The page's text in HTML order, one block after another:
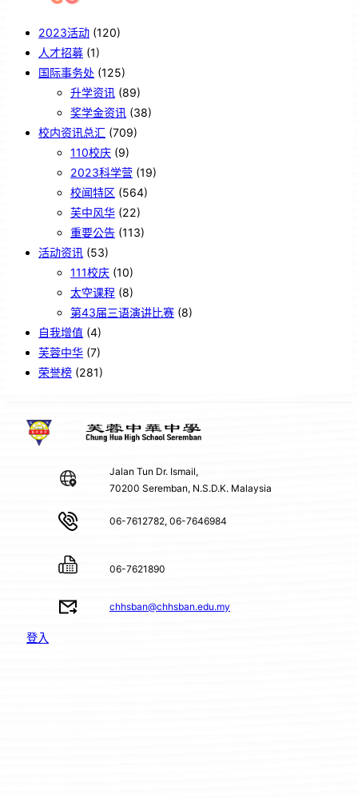
2023活动 (120)
人才招募 (1)
国际事务处 (125)
升学资讯 (89)
奖学金资讯 (38)
校内资讯总汇 (709)
110校庆 (9)
2023科学营 (19)
校闻特区 (564)
芙中风华 (22)
重要公告 (113)
活动资讯 (53)
111校庆 (10)
太空课程 (8)
第43届三语演讲比赛 (8)
自我增值 (4)
芙蓉中华 (7)
荣誉榜 (281)
Jalan Tun Dr. Ismail,
70200 Seremban, N.S.D.K. Malaysia
06-7612782, 06-7646984
06-7621890
chhsban@chhsban.edu.my
登入